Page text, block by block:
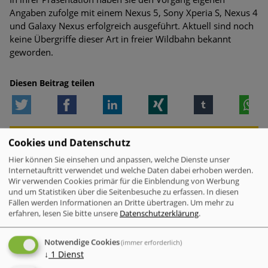
Angaben zufolge mit einem Nexus 5, Sony Xperia S, Nexus 4
und Galaxy Nexus erfolgreich ausgeführt. Aktuell sind noch
keine Übergriffe dieser Art in freier Wildbahn bekannt
geworden.
Diesen Beitrag teilen
Facebook LinkedIn tumblr
VERWANDTE MELDUNGEN
Check Point Research: Brand Phishing
Report Q2 2026
Cookies und Datenschutz
Hier können Sie einsehen und anpassen, welche Dienste unser
Internetauftritt verwendet und welche Daten dabei erhoben werden.
Wir verwenden Cookies primär für die Einblendung von Werbung
und um Statistiken über die Seitenbesuche zu erfassen. In diesen
Fällen werden Informationen an Dritte übertragen. Um mehr zu
erfahren, lesen Sie bitte unsere Datenschutzerklärung.
Notwendige Cookies(immer erforderlich)
↓ 1 Dienst